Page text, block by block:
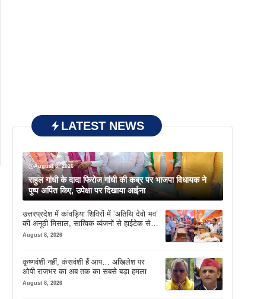
LATEST NEWS
August 8, 2026
राहुल गांधी के दादा फिरोज गांधी की कब्र पर भाजपा विधायक ने
पुष्प अर्पित किए, उपेक्षा पर दिखाया आईना
उत्तरप्रदेश में कांवड़िया शिविरों में ‘अतिथि देवो भव’
की अनूठी मिसाल, सात्विक व्यंजनों से हाईटेक सेवा
तक खास इंतजाम
August 8, 2026
कृष्णवंशी नहीं, कंसवंशी हैं आप… अखिलेश पर
ओपी राजभर का अब तक का सबसे बड़ा हमला
August 8, 2026